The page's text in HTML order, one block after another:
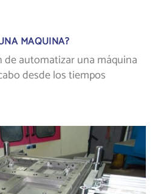
MAQUINA?
de automatizar una máquina
desde los tiempos